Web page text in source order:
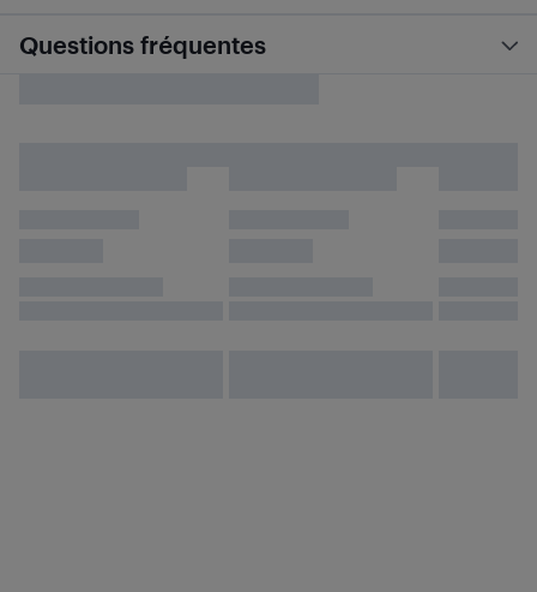
Questions fréquentes